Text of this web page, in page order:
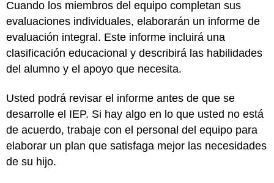
Cuando los miembros del equipo completan sus
evaluaciones individuales, elaborarán un informe de
evaluación integral. Este informe incluirá una
clasificación educacional y describirá las habilidades
del alumno y el apoyo que necesita.
Usted podrá revisar el informe antes de que se
desarrolle el IEP. Si hay algo en lo que usted no está
de acuerdo, trabaje con el personal del equipo para
elaborar un plan que satisfaga mejor las necesidades
de su hijo.